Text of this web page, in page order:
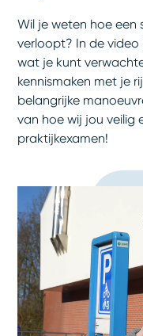
Wil je weten hoe een
verloopt? In de video
wat je kunt
kennismaken met je
belangrijke
van hoe wij jou veilig
praktijkexamen!